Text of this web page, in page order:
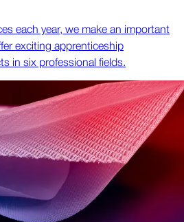
each year, we make an important
exciting apprenticeship
in six professional fields.